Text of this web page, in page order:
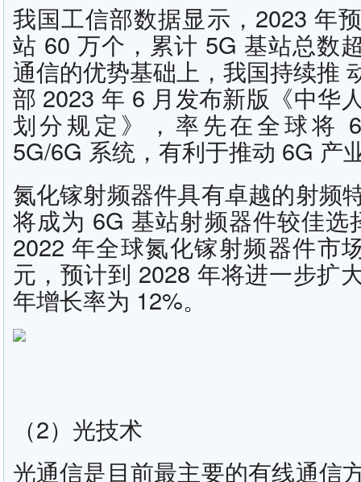
我国工信部数据显示，2023 年
站 60 万个，累计 5G 基站总数
通信的优势基础上，我国持续推
部 2023 年 6 月发布新版《中华
划分规定》，率先在全球将
5G/6G 系统，有利于推动 6G 产
氮化镓射频器件具有卓越的射频
将成为 6G 基站射频器件较佳选
2022 年全球氮化镓射频器件市
元，预计到 2028 年将进一步扩
年增长率为 12%。
（2）光技术
光通信是目前最主要的有线通信